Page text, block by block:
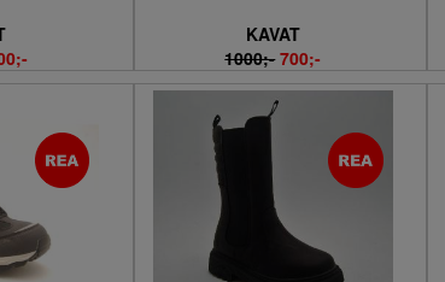
KAVAT
1000;- 700;-